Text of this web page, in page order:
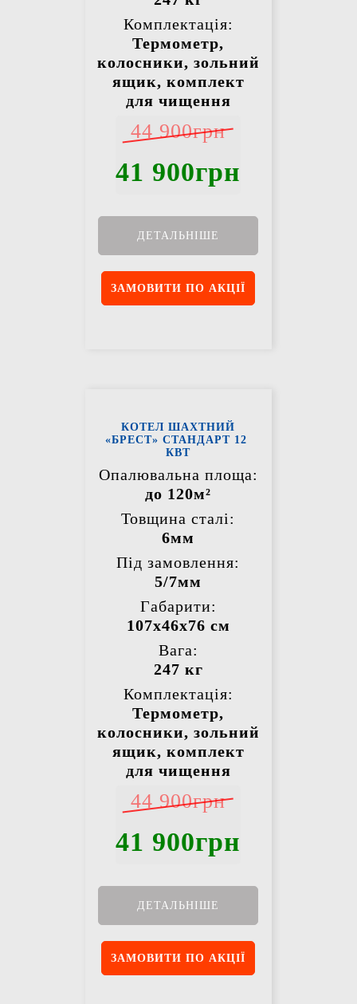
Комплектація:
Термометр,
колосники, зольний
ящик, комплект
для чищення
44 900грн
41 900грн
ДЕТАЛЬНІШЕ
ЗАМОВИТИ ПО АКЦІЇ
КОТЕЛ ШАХТНИЙ
«БРЕСТ» СТАНДАРТ 12
КВТ
Опалювальна площа:
до 120м²
Товщина сталі:
6мм
Під замовлення:
5/7мм
Габарити:
107х46х76 см
Вага:
247 кг
Комплектація:
Термометр,
колосники, зольний
ящик, комплект
для чищення
44 900грн
41 900грн
ДЕТАЛЬНІШЕ
ЗАМОВИТИ ПО АКЦІЇ